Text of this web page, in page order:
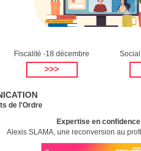
Fiscalité -18 décembre
>>>
de l'Ordre
Expertise en
Alexis SLAMA, une reconversion au